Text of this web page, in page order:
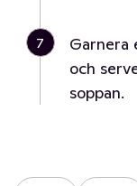
7
Garnera
och
soppan.